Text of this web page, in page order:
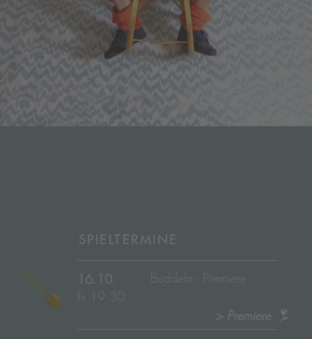
SPIELTERMINE
16.10.
Fr 19:30
Buddeln - Premiere
> Premiere